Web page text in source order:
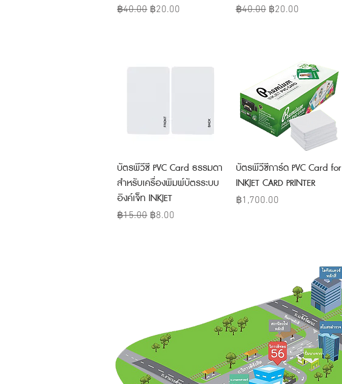
Regular Price
฿40.00 Sale Price
฿20.00 Regular Price
฿40.00 Sale Price
฿20.00
Quick View
บัตรพีวีซี PVC Card ธรรมดา
สำหรับเครื่องพิมพ์บัตรระบบ
อิงค์เจ็ท INKJET
Regular Price
฿15.00 Sale Price
฿8.00
Quick View
บัตรพีวีซีการ์ด PVC Card for
INKJET CARD PRINTER
Price
฿1,700.00